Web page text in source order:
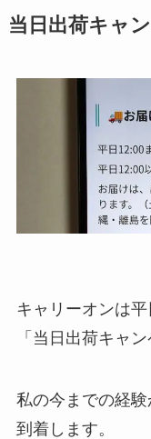
当日出荷キャ
キャリーオンは
「当日出荷キャ
私の今までの経
到着します。